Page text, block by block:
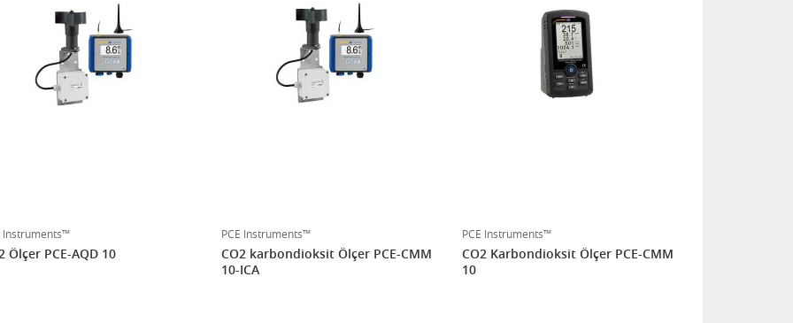
Instruments™
Ölçer PCE-AQD 10
PCE Instruments™
CO2 karbondioksit Ölçer PCE-CMM
10-ICA
PCE Instruments™
CO2 Karbondioksit Ölçer PCE-CMM
10